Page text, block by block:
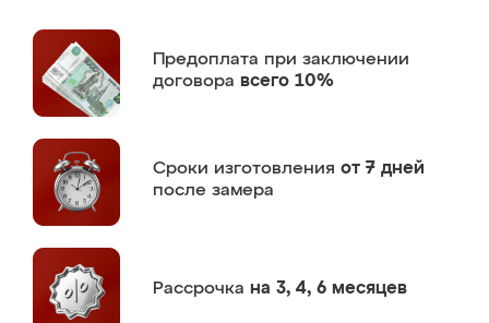
Предоплата при заключении
договора всего 10%
Сроки изготовления от 7 дней
после замера
Рассрочка на 3, 4, 6 месяцев